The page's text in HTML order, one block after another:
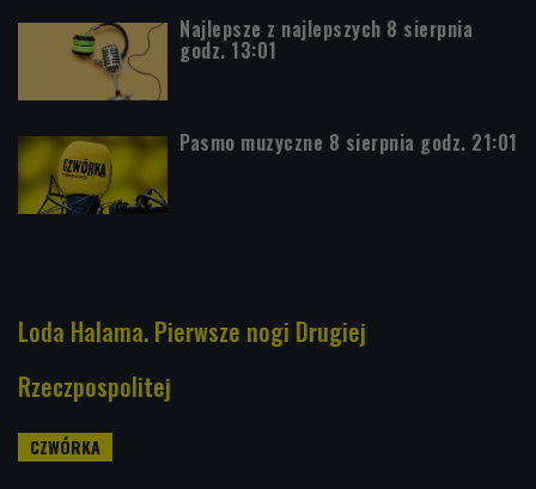
Najlepsze z najlepszych 8 sierpnia
godz. 13:01
Pasmo muzyczne 8 sierpnia godz. 21:01
Loda Halama. Pierwsze nogi Drugiej
Rzeczpospolitej